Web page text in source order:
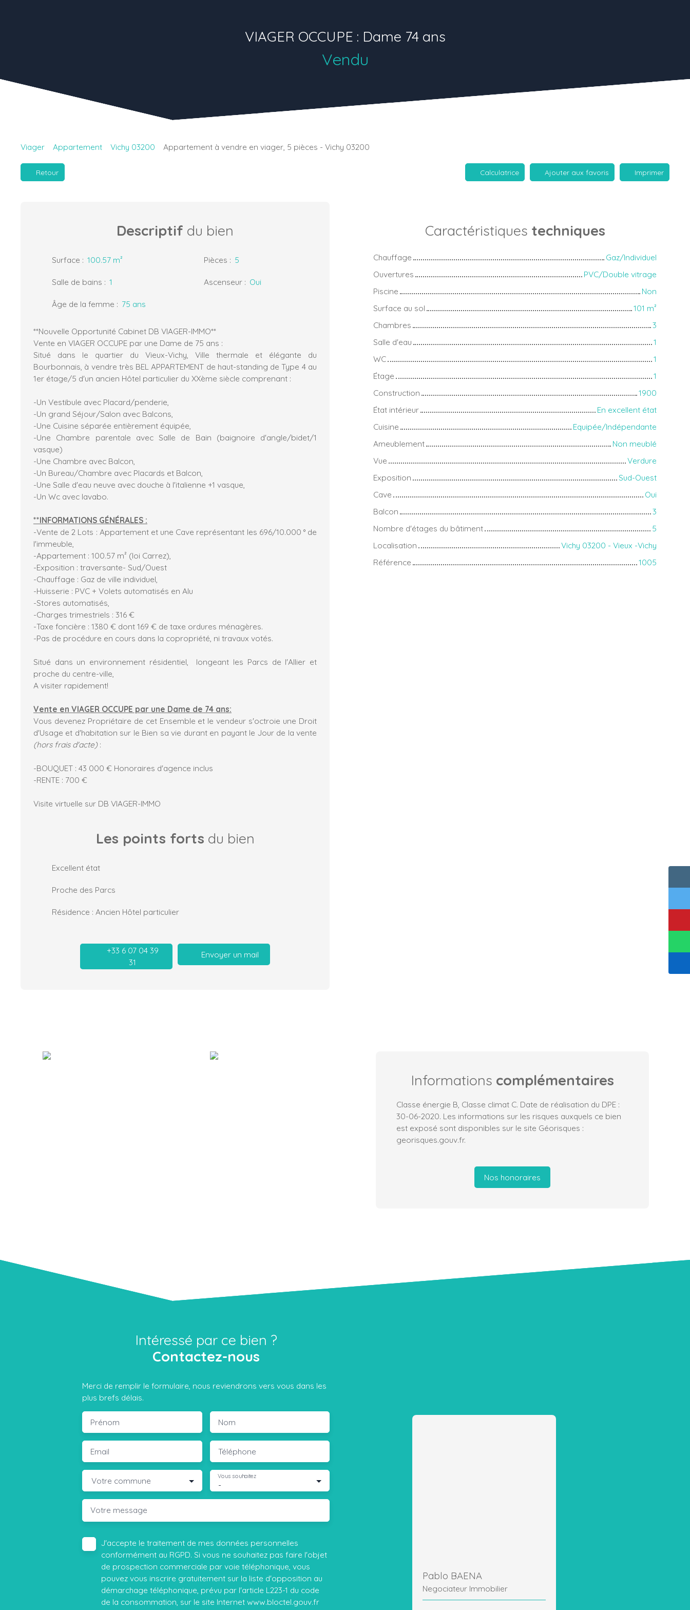
VIAGER OCCUPE : Dame 74 ans
Vendu
Viager Appartement Vichy 03200 Appartement à vendre en viager, 5 pièces - Vichy 03200
Retour Calculatrice Ajouter aux favoris Imprimer
Descriptif du bien
Surface : 100.57 m² Pièces : 5
Salle de bains : 1 Ascenseur : Oui
Âge de la femme : 75 ans
**Nouvelle Opportunité Cabinet DB VIAGER-IMMO**
Vente en VIAGER OCCUPE par une Dame de 75 ans :
Situé dans le quartier du Vieux-Vichy, Ville thermale et élégante du
Bourbonnais, à vendre très BEL APPARTEMENT de haut-standing de Type 4 au
1er étage/5 d'un ancien Hôtel particulier du XXème siècle comprenant :
-Un Vestibule avec Placard/penderie,
-Un grand Séjour/Salon avec Balcons,
-Une Cuisine séparée entièrement équipée,
-Une Chambre parentale avec Salle de Bain (baignoire d'angle/bidet/1
vasque)
-Une Chambre avec Balcon,
-Un Bureau/Chambre avec Placards et Balcon,
-Une Salle d'eau neuve avec douche à l'italienne +1 vasque,
-Un Wc avec lavabo.
**INFORMATIONS GÉNÉRALES :
-Vente de 2 Lots : Appartement et une Cave représentant les 696/10.000 ° de
l'immeuble,
-Appartement : 100.57 m² (loi Carrez),
-Exposition : traversante- Sud/Ouest
-Chauffage : Gaz de ville individuel,
-Huisserie : PVC + Volets automatisés en Alu
-Stores automatisés,
-Charges trimestriels : 316 €
-Taxe foncière : 1380 € dont 169 € de taxe ordures ménagères.
-Pas de procédure en cours dans la copropriété, ni travaux votés.
Situé dans un environnement résidentiel, longeant les Parcs de l'Allier et
proche du centre-ville,
A visiter rapidement!
Vente en VIAGER OCCUPE par une Dame de 74 ans:
Vous devenez Propriétaire de cet Ensemble et le vendeur s'octroie une Droit
d'Usage et d'habitation sur le Bien sa vie durant en payant le Jour de la vente
(hors frais d'acte):
-BOUQUET : 43 000 € Honoraires d'agence inclus
-RENTE : 700 €
Visite virtuelle sur DB VIAGER-IMMO
Les points forts du bien
Excellent état
Proche des Parcs
Résidence : Ancien Hôtel particulier
+33 6 07 04 39
31
Envoyer un mail
Caractéristiques techniques
Chauffage
Gaz/Individuel
Ouvertures
PVC/Double vitrage
Piscine
Non
Surface au sol
101 m²
Chambres
3
Salle d'eau
1
WC
1
Étage
1
Construction
1900
État intérieur
En excellent état
Cuisine
Equipée/Indépendante
Ameublement
Non meublé
Vue
Verdure
Exposition
Sud-Ouest
Cave
Oui
Balcon
3
Nombre d'étages du bâtiment
5
Localisation
Vichy 03200 - Vieux -Vichy
Référence
1005
Informations complémentaires
Classe énergie B, Classe climat C. Date de réalisation du DPE :
30-06-2020. Les informations sur les risques auxquels ce bien
est exposé sont disponibles sur le site Géorisques :
georisques.gouv.fr.
Nos honoraires
Intéressé par ce bien ?
Contactez-nous
Merci de remplir le formulaire, nous reviendrons vers vous dans les
plus brefs délais.
Prénom Nom
Email Téléphone
Votre commune -
Vous souhaitez
Votre message
J'accepte le traitement de mes données personnelles
conformément au RGPD. Si vous ne souhaitez pas faire l'objet
de prospection commerciale par voie téléphonique, vous
pouvez vous inscrire gratuitement sur la liste d'opposition au
démarchage téléphonique, prévu par l'article L223-1 du code
de la consommation, sur le site Internet www.bloctel.gouv.fr
Pablo BAENA
Negociateur Immobilier